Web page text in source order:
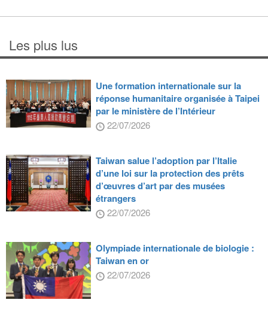
Les plus lus
Une formation internationale sur la
réponse humanitaire organisée à Taipei
par le ministère de l’Intérieur
22/07/2026
Taiwan salue l’adoption par l’Italie
d’une loi sur la protection des prêts
d’œuvres d’art par des musées
étrangers
22/07/2026
Olympiade internationale de biologie :
Taiwan en or
22/07/2026